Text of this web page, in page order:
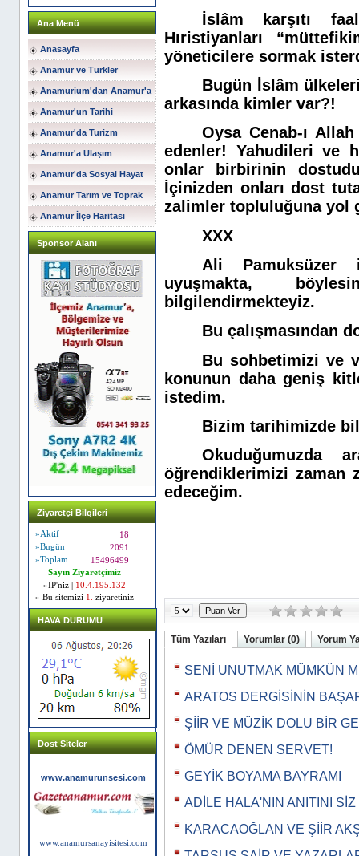
Ana Menü
Anasayfa
Anamur ve Türkler
Anamurium'dan Anamur'a
Anamur'un Tarihi
Anamur'da Turizm
Anamur'a Ulaşım
Anamur'da Sosyal Hayat
Anamur Tarım ve Toprak
Anamur İlçe Haritası
Sponsor Alanı
Ziyaretçi Bilgileri
»Aktif
18
»Bugün
2091
»Toplam
15496499
Sayın Ziyaretçimiz
»IP'niz |
10.4.195.132
» Bu sitemizi 1. ziyaretiniz
HAVA DURUMU
Dost Siteler
www.anamurunsesi.com
www.anamursanayisitesi.com
İslâm karşıtı
Hıristiyanları
yöneticilere sormak
Bugün İslâm
arkasında kimler var?!
Oysa Cenab-ı
edenler! Yahudileri ve
onlar birbirinin
İçinizden onları dost
zalimler topluluğuna yol
XXX
Ali Pamuksüzer
uyuşmakta,
bilgilendirmekteyiz.
Bu çalışmasından
Bu sohbetimizi ve
konunun daha geniş
istedim.
Bizim tarihimizde
Okuduğumuzda
öğrendiklerimizi zaman
edeceğim.
Tüm Yazıları Yorumlar (0) Yorum
SENİ UNUTMAK MÜMKÜN
ARATOS DERGİSİNİN
ŞİİR VE MÜZİK DOLU BİR
ÖMÜR DENEN SERVET!
GEYİK BOYAMA BAYRAMI
ADİLE HALA'NIN ANITINI
KARACAOĞLAN VE ŞİİR